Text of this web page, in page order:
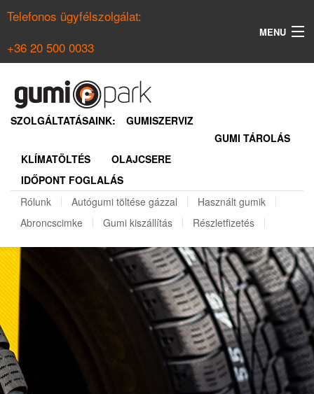
Telefonos ügyfélszolgálat:
+36 20 500 0033
MENU
NYÁRI GUMI KERESŐ
REGISZTRÁCIÓ
SZOLGÁLTATÁSAINK:
GUMISZERVIZ
GUMI TÁROLÁS
KLÍMATÖLTÉS
OLAJCSERE
IDŐPONT FOGLALÁS
Rólunk
Autógumi töltése gázzal
Használt gumik
Abroncscimke
Gumi kiszállítás Részletfizetés